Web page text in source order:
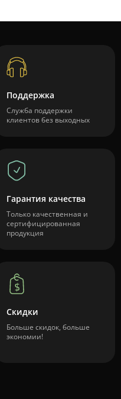
Поддержка
Служба поддержки
клиентов без выходных
Гарантия качества
Только качественная и
сертифицированная
продукция
Скидки
Больше скидок, больше
экономии!